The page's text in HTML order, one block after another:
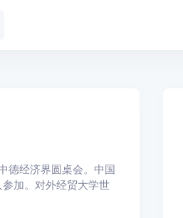
经济界圆桌会。中国
加。对外经贸大学世